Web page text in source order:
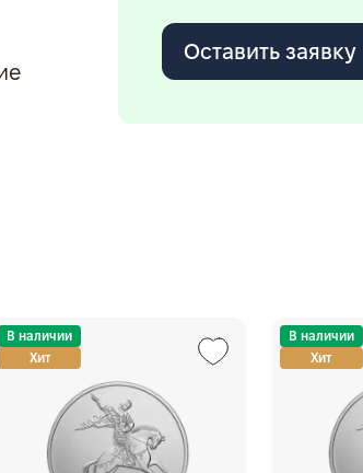
Оставить заявку
В наличии
Хит
В наличии
Хит